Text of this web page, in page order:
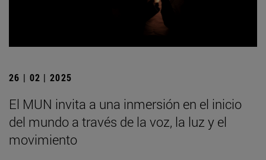
26 | 02 | 2025
El MUN invita a una inmersión en el inicio
del mundo a través de la voz, la luz y el
movimiento